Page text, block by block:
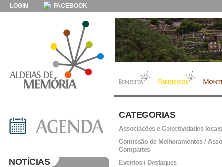
LOGIN FACEBOOK
CATEGORIAS
Associações e Colectividades locais
Comissão de Melhoramentos /
Compartes
Eventos / Destaques
NOTÍCIAS